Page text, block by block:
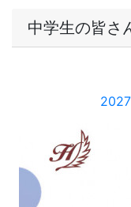
中学生の皆さ